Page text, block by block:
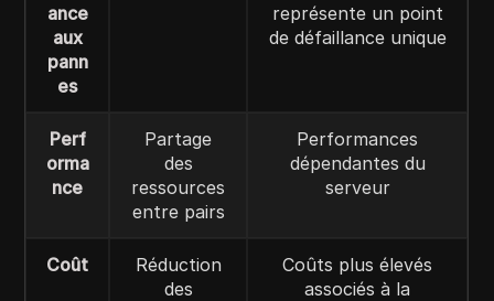
ance
aux
pann
es
représente un point
de défaillance unique
Perf
orma
nce
Partage
des
ressources
entre pairs
Performances
dépendantes du
serveur
Coût
Réduction
des
Coûts plus élevés
associés à la